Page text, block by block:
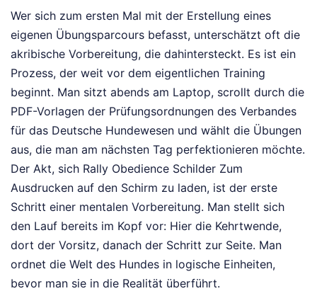
Wer sich zum ersten Mal mit der Erstellung eines
eigenen Übungsparcours befasst, unterschätzt oft die
akribische Vorbereitung, die dahintersteckt. Es ist ein
Prozess, der weit vor dem eigentlichen Training
beginnt. Man sitzt abends am Laptop, scrollt durch die
PDF-Vorlagen der Prüfungsordnungen des Verbandes
für das Deutsche Hundewesen und wählt die Übungen
aus, die man am nächsten Tag perfektionieren möchte.
Der Akt, sich Rally Obedience Schilder Zum
Ausdrucken auf den Schirm zu laden, ist der erste
Schritt einer mentalen Vorbereitung. Man stellt sich
den Lauf bereits im Kopf vor: Hier die Kehrtwende,
dort der Vorsitz, danach der Schritt zur Seite. Man
ordnet die Welt des Hundes in logische Einheiten,
bevor man sie in die Realität überführt.